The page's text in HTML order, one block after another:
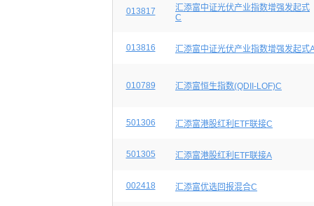
013817
汇添富中证光伏产业指数增强发起式
C
013816 汇添富中证光伏产业指数增强发起式
010789 汇添富恒生指数(QDII-LOF)C
501306 汇添富港股红利ETF联接C
501305 汇添富港股红利ETF联接A
002418 汇添富优选回报混合C